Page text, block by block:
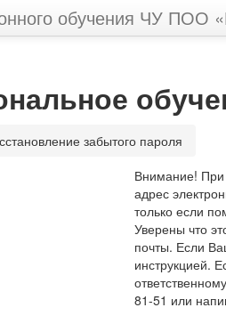
обучения ЧУ ПОО
забытого пароля
Внимание! При
адрес
только если
Уверены что
почты. Если
инструкцией.
81-51 или